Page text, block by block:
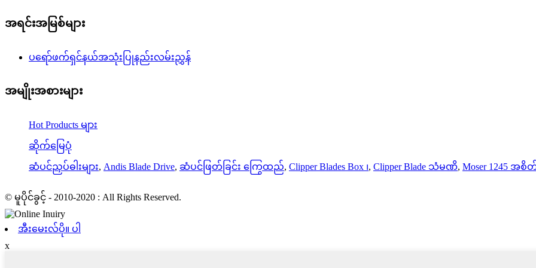
အရင်းအမြစ်များ
ပရော်ဖက်ရှင်နယ်အသုံးပြုနည်းလမ်းညွှန်
အမျိုးအစားများ
Hot Products များ
ဆိုက်မြေပုံ
ဆံပင်ညှပ်ဓါးများ, Andis Blade Drive, ဆံပင်ဖြတ်ခြင်း ကြွေထည်, Clipper Blades Box ၊, Clipper Blade သံမဏိ, Moser 1245 အစိ
© မူပိုင်ခွင့် - 2010-2020 : All Rights Reserved.
အီးမေးလ်ပို။ ပါ
x